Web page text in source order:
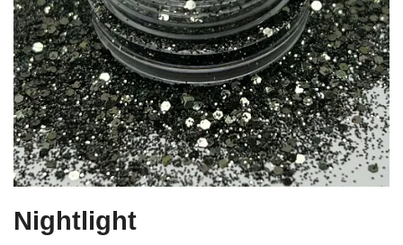
Nightlight